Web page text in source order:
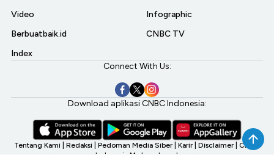
Video
Berbuatbaik.id
Index
Infographic
CNBC TV
Connect With Us:
Download aplikasi CNBC Indonesia:
Tentang Kami Redaksi Pedoman Media Siber Karir Disclaimer CNBC